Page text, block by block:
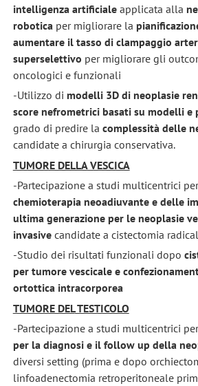
intelligenza artificialeapplicata alla
robotica per migliorare la
aumentare il tasso di clampaggio
superselettivo per migliorare gli
oncologici e funzionali
-Utilizzo di modelli 3D di neoplasie
score nefrometrici basati su modelli e
grado di predire la complessità delle
candidate a chirurgia conservativa.
TUMORE DELLA VESCICA
-Partecipazione a studi multicentrici
chemioterapia neoadiuvante e delle
ultima generazione per le neoplasie
invasivecandidate a cistectomia
-Studio dei risultati funzionali dopo
per tumore vescicale e
ortottica intracorporea
TUMORE DELTESTICOLO
-Partecipazione a studi multicentrici
per la diagnosi e il follow up della
diversi setting (prima e dopo
linfoadenectomia retroperitoneale